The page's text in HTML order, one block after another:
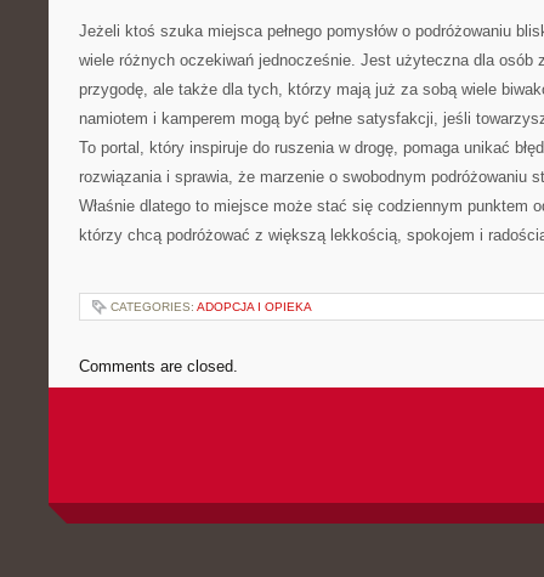
Jeżeli ktoś szuka miejsca pełnego pomysłów o podróżowaniu
wiele różnych oczekiwań jednocześnie. Jest użyteczna dla osób
przygodę, ale także dla tych, którzy mają już za sobą wiele
namiotem i kamperem mogą być pełne satysfakcji, jeśli
To portal, który inspiruje do ruszenia w drogę, pomaga unikać
rozwiązania i sprawia, że marzenie o swobodnym podróżowaniu
Właśnie dlatego to miejsce może stać się codziennym punktem
którzy chcą podróżować z większą lekkością, spokojem i
CATEGORIES: ADOPCJA I OPIEKA
Comments are closed.